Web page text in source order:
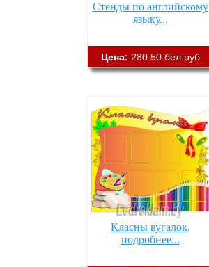
Стенды по английскому
языку...
Цена: 280.50 бел.руб.
Класны вугалок,
подробнее...